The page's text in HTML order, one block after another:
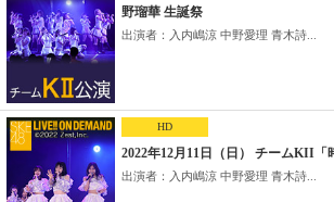
野瑠華 生誕祭
出演者：入内嶋涼 中野愛理 青木詩...
HD
2022年12月11日（日） チームKII「
出演者：入内嶋涼 中野愛理 青木詩...